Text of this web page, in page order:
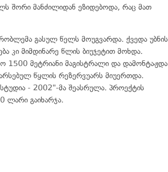
შორი მანძილიდან ეზიდებოდა, რაც მათ
გასულ წელს მოუგვარდა. ქვედა უბნის
კი მიმდინარე წლის ბიუჯეტით მოხდა.
1500 მეტრიანი მაგისტრალი და დამონტაჟდა
წყლის რეზერვუარს მიუერთდა.
- 2002"-მა შეასრულა. პროექტის
ლარი გაიხარჯა.